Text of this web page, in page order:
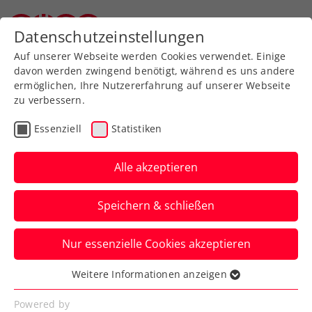
Zurück zur Newsübersicht
Turniere
Upper Austria Ladies
Linz: Vondrousová gibt
sich die Ehre
Damit schlägt auch eine Wimbledon-
Gewinnerin beim WTA-500-Turnier in
Oberösterreich auf.
Verfasst von: Presseaussendung / Redaktion, 12.01.2025
Datenschutzeinstellungen
Auf unserer Webseite werden Cookies verwendet. Einige
davon werden zwingend benötigt, während es uns andere
ermöglichen, Ihre Nutzererfahrung auf unserer Webseite
zu verbessern.
Essenziell Statistiken
Alle akzeptieren
Speichern & schließen
Nur essenzielle Cookies akzeptieren
Essenziell
Essenzielle Cookies werden für grundlegende
Weitere Informationen anzeigen
Powered by